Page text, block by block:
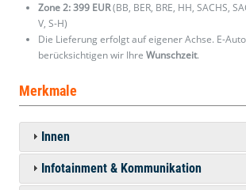
Zone 2: 399 EUR(BB, BER, BRE, HH, SACHS,
V, S-H)
Die Lieferung erfolgt auf eigener Achse. E-
berücksichtigen wir Ihre Wunschzeit.
Merkmale
Innen
Infotainment & Kommunikation